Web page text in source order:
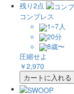
残り2点
コンプレス
1~7人
20分
8歳〜
圧縮せよ
￥2,970
カートに入れる